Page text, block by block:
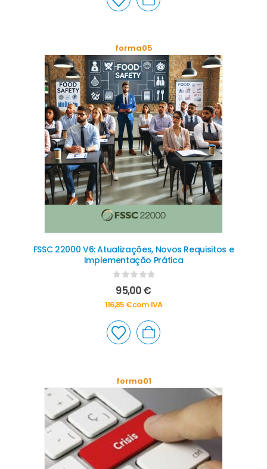
forma05
FSSC 22000 V6: Atualizações, Novos Requisitos e
Implementação Prática
0out of 5
95,00€
116,85 €com IVA
forma01